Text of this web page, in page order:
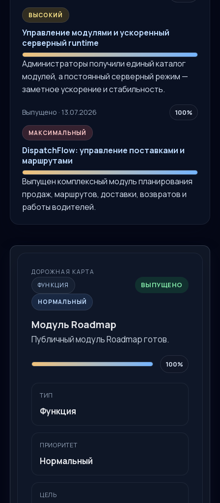
ВЫСОКИЙ
Управление модулями и ускоренный
серверный runtime
Администраторы получили единый каталог
модулей, а постоянный серверный режим —
заметное ускорение и стабильность.
Выпущено · 13.07.2026 100%
МАКСИМАЛЬНЫЙ
DispatchFlow: управление поставками и
маршрутами
Выпущен комплексный модуль планирования
продаж, маршрутов, доставки, возвратов и
работы водителей.
ДОРОЖНАЯ КАРТА
ФУНКЦИЯ
НОРМАЛЬНЫЙ
ВЫПУЩЕНО
Модуль Roadmap
Публичный модуль Roadmap готов.
100%
ТИП
Функция
ПРИОРИТЕТ
Нормальный
ЦЕЛЬ